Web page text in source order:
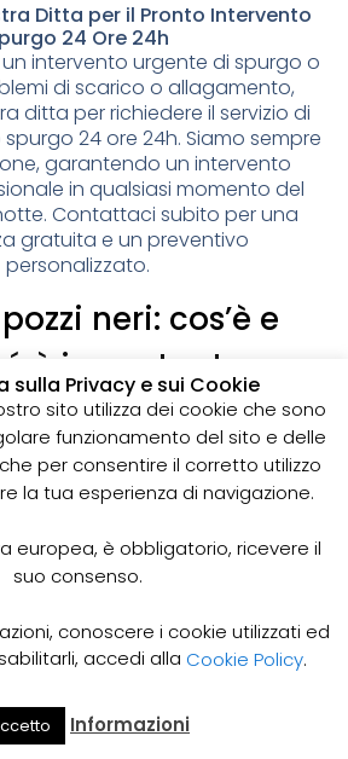
Ditta per il Pronto Intervento
24 Ore 24h
intervento urgente di spurgo o
di scarico o allagamento,
ditta per richiedere il servizio di
24 ore 24h. Siamo sempre
garantendo un intervento
in qualsiasi momento del
Contattaci subito per una
gratuita e un preventivo
personalizzato.
neri: cos’è e
è importante
strutture sotterranee utilizzate
acque reflue domestiche,
dove non è disponibile un
delle acque fognarie. Lo
è un’operazione essenziale
di allagamenti, cattivi odori e
infezioni.
lo spurgo dei pozzi neri
neri viene effettuato mediante
di aspirare e rimuovere le
accumulati all’interno del
Il Mio
sulla Privacy e sui Cookie
sito utilizza dei cookie che sono
funzionamento del sito e delle
per consentire il corretto utilizzo
la tua esperienza di navigazione.
europea, è obbligatorio, ricevere il
suo consenso.
conoscere i cookie utilizzati ed
accedi alla Cookie Policy.
Informazioni